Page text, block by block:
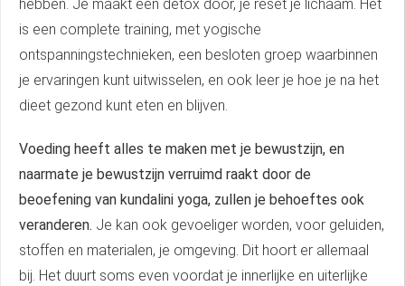
hebben. Je maakt een detox door, je reset je lichaam. Het
is een complete training, met yogische
ontspanningstechnieken, een besloten groep waarbinnen
je ervaringen kunt uitwisselen, en ook leer je hoe je na het
dieet gezond kunt eten en blijven.
Voeding heeft alles te maken met je bewustzijn, en
naarmate je bewustzijn verruimd raakt door de
beoefening van kundalini yoga, zullen je behoeftes ook
veranderen. Je kan ook gevoeliger worden, voor geluiden,
stoffen en materialen, je omgeving. Dit hoort er allemaal
bij. Het duurt soms even voordat je innerlijke en uiterlijke